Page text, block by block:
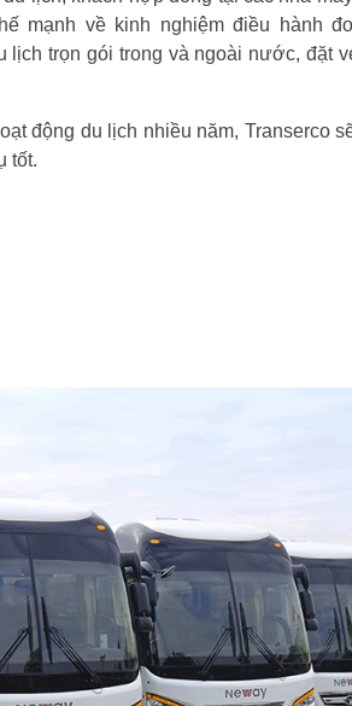
mạnh về kinh nghiệm điều hành
trọn gói trong và ngoài nước, đặt
động du lịch nhiều năm, Transerco
tốt.